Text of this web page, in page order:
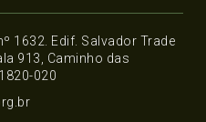
1632. Edif. Salvador Trade
913, Caminho das
020